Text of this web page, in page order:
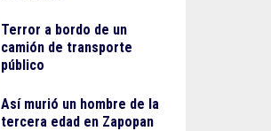
Terror a bordo de un
camión de transporte
público
Así murió un hombre de la
tercera edad en Zapopan